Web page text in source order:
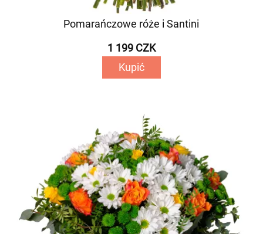
Pomarańczowe róże i Santini
1 199 CZK
Kupić